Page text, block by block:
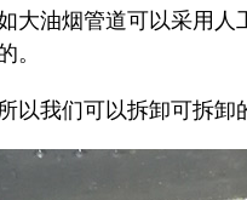
大油烟管道可以采用
我们可以拆卸可拆